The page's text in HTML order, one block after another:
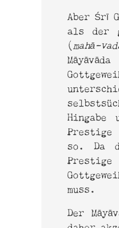
Aber Śrī
als der
(mahā-
so. Da
muss.
Der